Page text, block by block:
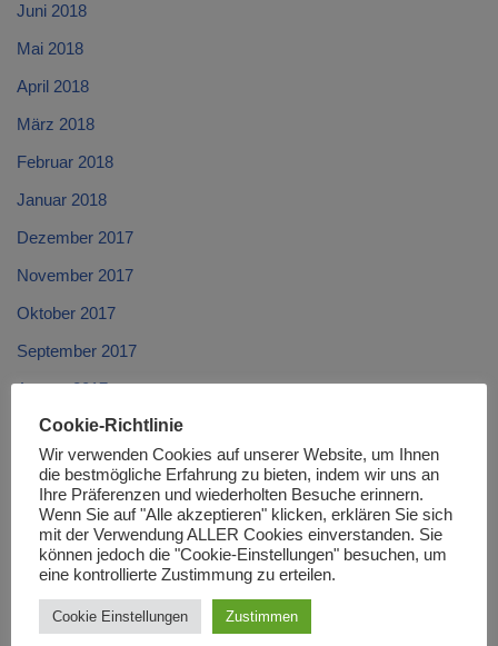
Juni 2018
Mai 2018
April 2018
März 2018
Februar 2018
Januar 2018
Dezember 2017
November 2017
Oktober 2017
September 2017
August 2017
Juli 2017
Juni 2017
Mai 2017
April 2017
März 2017
Februar 2017
Cookie-Richtlinie
Wir verwenden Cookies auf unserer Website, um Ihnen
die bestmögliche Erfahrung zu bieten, indem wir uns an
Ihre Präferenzen und wiederholten Besuche erinnern.
Wenn Sie auf "Alle akzeptieren" klicken, erklären Sie sich
mit der Verwendung ALLER Cookies einverstanden. Sie
können jedoch die "Cookie-Einstellungen" besuchen, um
eine kontrollierte Zustimmung zu erteilen.
Cookie Einstellungen Zustimmen